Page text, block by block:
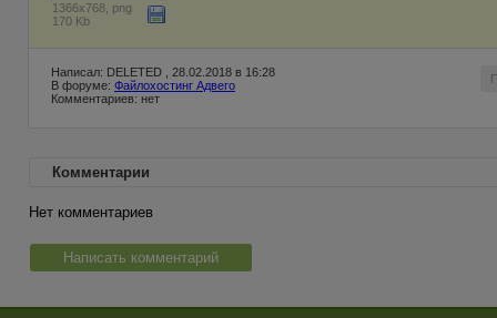
1366x768, png
170 Kb
Написал: DELETED , 28.02.2018 в 16:28
В форуме: Файлохостинг Адвего
Комментариев: нет
Комментарии
Нет комментариев
Написать комментарий